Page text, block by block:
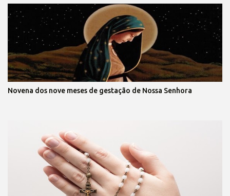
Novena dos nove meses de gestação de Nossa Senhora